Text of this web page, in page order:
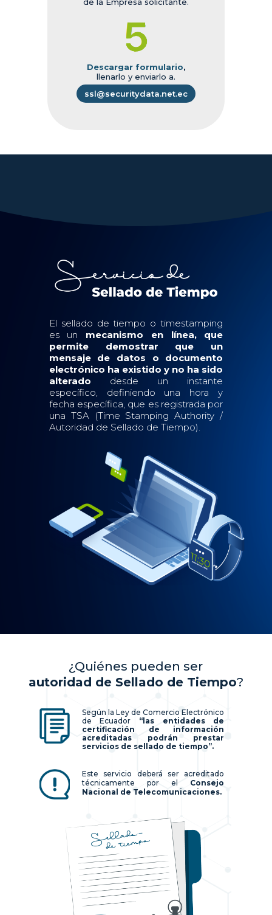
Descargar formulario,
llenarlo y enviarlo a.
ssl@securitydata.net.ec
El sellado de tiempo o timestamping
es un mecanismo en línea, que
permite demostrar que un
mensaje de datos o documento
electrónico ha existido y no ha sido
alterado desde un instante
específico, definiendo una hora y
fecha específica, que es registrada por
una TSA (Time Stamping Authority /
Autoridad de Sellado de Tiempo).
¿Quiénes pueden ser
autoridad de Sellado de Tiempo?
Según la Ley de Comercio Electrónico
de Ecuador “las entidades de
certificación de información
acreditadas podrán prestar
servicios de sellado de tiempo”.
Este servicio deberá ser acreditado
técnicamente por el Consejo
Nacional de Telecomunicaciones.